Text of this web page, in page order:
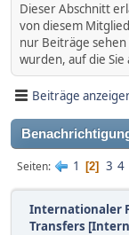
Dieser Abschnitt
von diesem
nur Beiträge sehen
wurden, auf die
Beiträge
Seiten 1 2 3 4
Internationaler
Transfers